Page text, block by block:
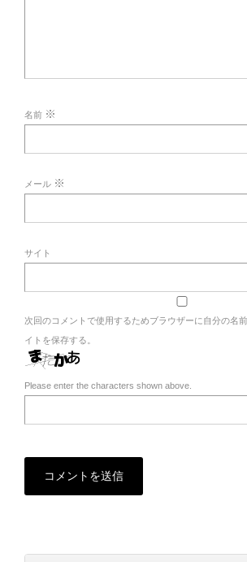
名前 ※
メール ※
サイト
次回のコメントで使用するためブラウザーに自分の名
イトを保存する。
Please enter the characters shown above.